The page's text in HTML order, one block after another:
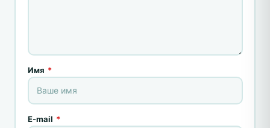
Имя *
E-mail *